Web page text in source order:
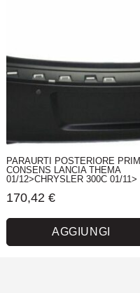
PARAURTI POSTERIORE PRIM
CONSENS LANCIA THEMA
01/12>CHRYSLER 300C 01/11>
170,42 €
AGGIUNGI